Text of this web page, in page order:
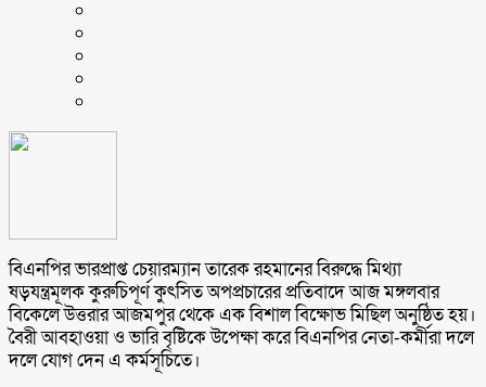
বিএনপির ভারপ্রাপ্ত চেয়ারম্যান তারেক রহমানের বিরুদ্ধে মিথ্যা
ষড়যন্ত্রমূলক কুরুচিপূর্ণ কুৎসিত অপপ্রচারের প্রতিবাদে আজ মঙ্গলবার
বিকেলে উত্তরার আজমপুর থেকে এক বিশাল বিক্ষোভ মিছিল অনুষ্ঠিত হয়।
বৈরী আবহাওয়া ও ভারি বৃষ্টিকে উপেক্ষা করে বিএনপির নেতা-কর্মীরা দলে
দলে যোগ দেন এ কর্মসূচিতে।